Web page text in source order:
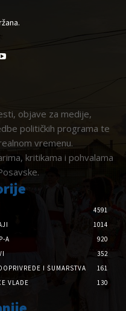
objave za medije,
političkih programa te
vremenu.
kritikama i pohvalama
4591
1014
A
920
352
I ŠUMARSTVA
161
VLADE
130